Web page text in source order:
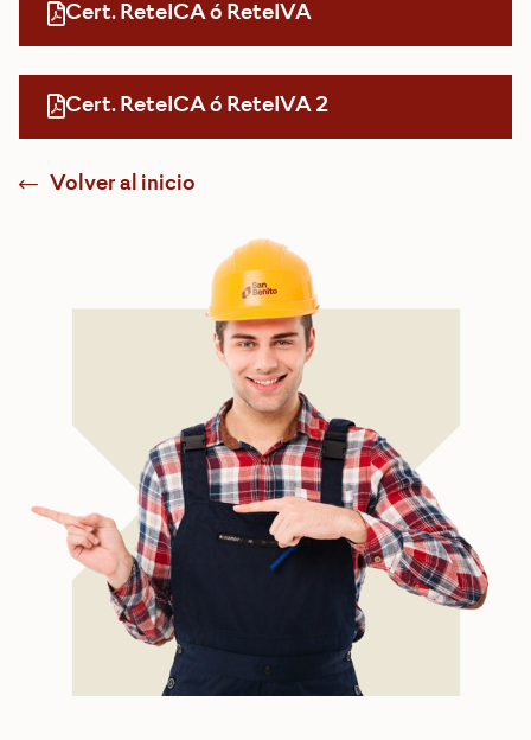
Cert. ReteICA ó ReteIVA
Cert. ReteICA ó ReteIVA 2
Volver al inicio